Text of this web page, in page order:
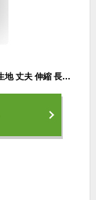
[CUSEBERRY] ストレッチパンツ 綿 ほぼ100 厚手生地 丈夫 伸縮 長ズボン 子供服 キッズ 男の子 女の子 無地 ボトムス コットン 春夏秋冬 保育園 幼稚園 小学生 (JP, 身長, 110, Regular, スノーホワイト)